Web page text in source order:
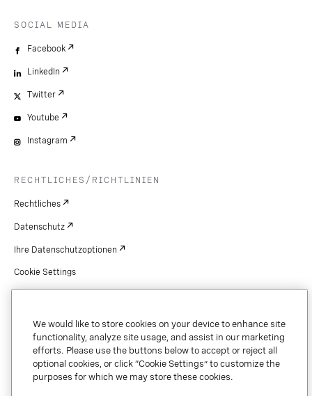
SOCIAL MEDIA
Facebook
LinkedIn
Twitter
Youtube
Instagram
RECHTLICHES/RICHTLINIEN
Rechtliches
Datenschutz
Ihre Datenschutzoptionen
Cookie Settings
Urheberrechte
Sicherheit und Vertrauen
We would like to store cookies on your device to enhance site
functionality, analyze site usage, and assist in our marketing
efforts. Please use the buttons below to accept or reject all
optional cookies, or click “Cookie Settings” to customize the
purposes for which we may store these cookies.